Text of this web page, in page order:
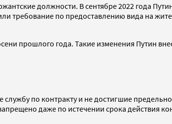
должности. В сентябре 2022 года
требование по предоставлению вида на
прошлого года. Такие изменения Путин
по контракту и не достигшие
даже по истечении срока действия